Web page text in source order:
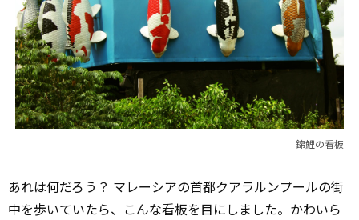
錦鯉の看板
あれは何だろう？ マレーシアの首都クアラルンプールの街
中を歩いていたら、こんな看板を目にしました。かわいら